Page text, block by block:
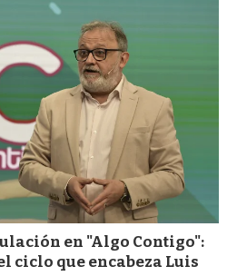
en "Algo Contigo":
ciclo que encabeza Luis